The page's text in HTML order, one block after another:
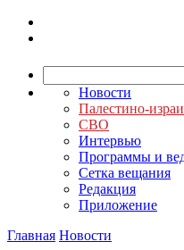
Новости
Палестино-
СВО
Интервью
Программы и
Сетка вещания
Редакция
Приложение
Главная Новости